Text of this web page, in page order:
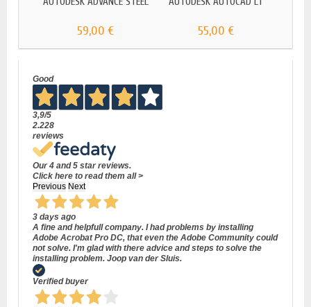
59,00 € 55,00 €
Good
3,9/5
2.228
reviews
Our 4 and 5 star reviews.
Click here to read them all >
Previous Next
3 days ago
A fine and helpfull company. I had problems by installing
Adobe Acrobat Pro DC, that even the Adobe Community could
not solve. I'm glad with there advice and steps to solve the
installing problem. Joop van der Sluis.
Verified buyer